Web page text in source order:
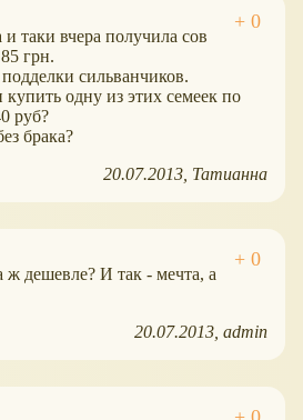
таки вчера получила сов
грн.
сильванчиков.
одну из этих семеек по
руб?
брака?
20.07.2013 Татианна
ж дешевле? И так - мечта, а
20.07.2013 admin